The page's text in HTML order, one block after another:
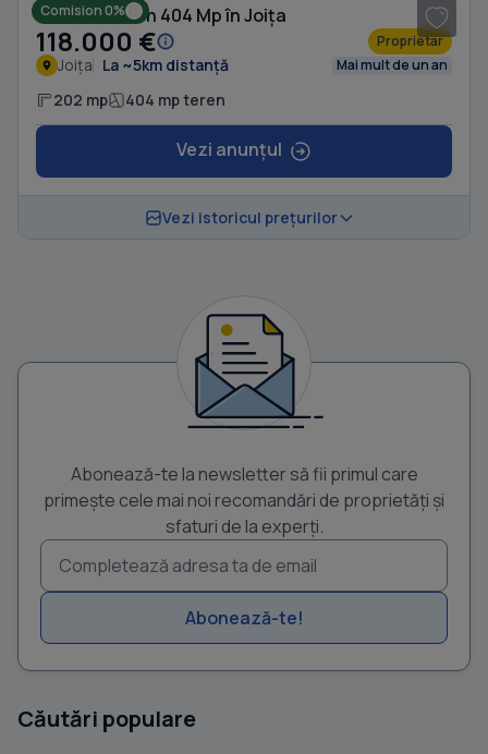
Comision 0%
Casă cu Teren 404 Mp în Joița
118.000 € Proprietar
Joița La ~5km distanță Mai mult de un an
202 mp 404 mp teren
Vezi anunțul
Vezi istoricul prețurilor
Abonează-te la newsletter să fii primul care
primește cele mai noi recomandări de proprietăți și
sfaturi de la experți.
Abonează-te!
Căutări populare